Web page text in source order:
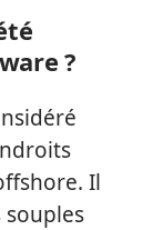
?
Il